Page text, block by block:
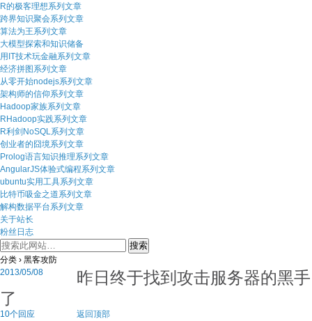
R的极客理想系列文章
跨界知识聚会系列文章
算法为王系列文章
大模型探索和知识储备
用IT技术玩金融系列文章
经济拼图系列文章
从零开始nodejs系列文章
架构师的信仰系列文章
Hadoop家族系列文章
RHadoop实践系列文章
R利剑NoSQL系列文章
创业者的囧境系列文章
Prolog语言知识推理系列文章
AngularJS体验式编程系列文章
ubuntu实用工具系列文章
比特币吸金之道系列文章
解构数据平台系列文章
关于站长
粉丝日志
分类 › 黑客攻防
2013/05/08
昨日终于找到攻击服务器的黑手
了
10个回应
返回顶部